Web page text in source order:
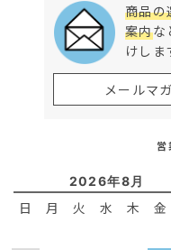
商品の
案内な
けしま
メールマ
営
2026年8月
日 月 火 水 木 金